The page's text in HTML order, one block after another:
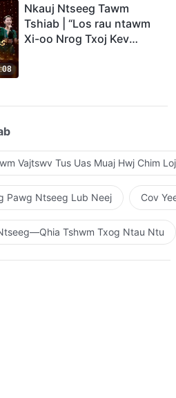
Nkauj Ntseeg Tawm
Tshiab | “Los rau ntawm
Xi-oo Nrog Txoj Kev
Vajtswv Tus Uas Muaj Hwj Chim
Pawg Ntseeg Lub Neej Cov
Tshwm Txog Ntau Ntu